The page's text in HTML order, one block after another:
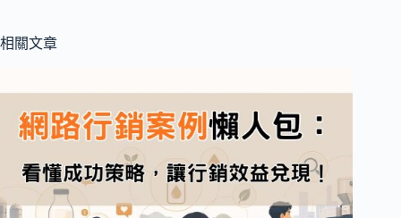
相關文章